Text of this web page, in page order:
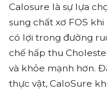
Calosure là sự lựa
sung chất xơ FOS
có lợi trong đường
chế hấp thu
và khỏe mạnh hơn.
thực vật, CaloSure